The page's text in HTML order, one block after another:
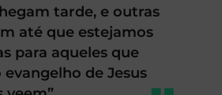
tarde, e outras
até que estejamos
para aqueles que
evangelho de Jesus